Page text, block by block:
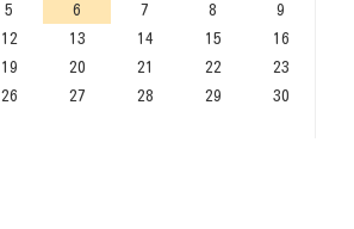
5 6 7 8
9
12 13 14 15
16
19 20 21 22
23
26 27 28 29
30